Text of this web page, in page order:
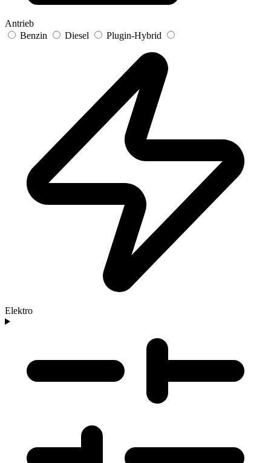
Antrieb
Benzin
Diesel Plugin-Hybrid
Elektro